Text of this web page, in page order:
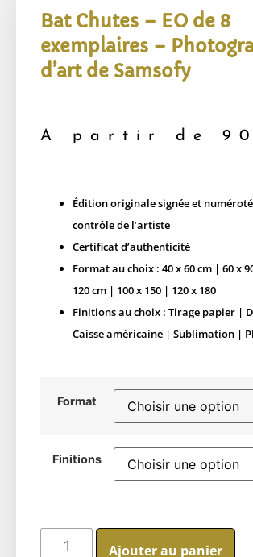
Bat Chutes – EO de 8
exemplaires –
d’art de Samsofy
A partir de
Édition originale signée et
contrôle de l’artiste
Certificat d’authenticité
Format au choix : 40 x 60 cm | 60 x
120 cm | 100 x 150 | 120 x 180
Finitions au choix : Tirage papier |
Caisse américaine | Sublimation |
Format
Finitions
Ajouter au panier